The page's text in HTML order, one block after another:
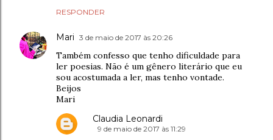
RESPONDER
Mari 3 de maio de 2017 às 20:26
Também confesso que tenho dificuldade para
ler poesias. Não é um gênero literário que eu
sou acostumada a ler, mas tenho vontade.
Beijos
Mari
Claudia Leonardi
9 de maio de 2017 às 11:29